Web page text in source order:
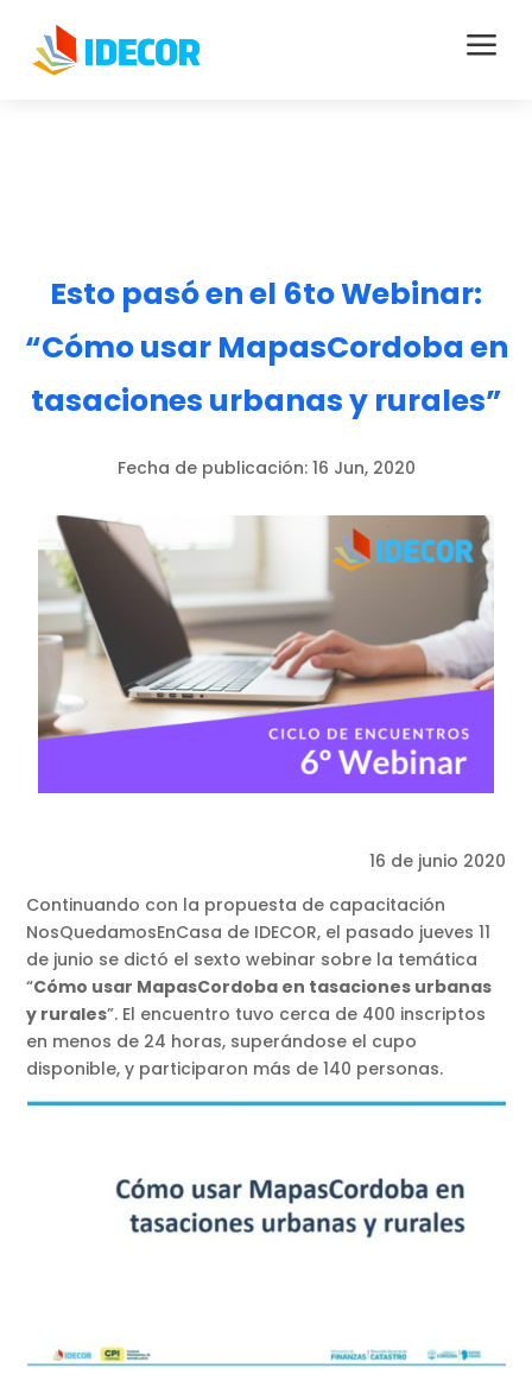
a
Esto pasó en el 6to Webinar:
“Cómo usar MapasCordoba en
tasaciones urbanas y rurales”
Fecha de publicación: 16 Jun, 2020
16 de junio 2020
Continuando con la propuesta de capacitación
NosQuedamosEnCasa de IDECOR, el pasado jueves 11
de junio se dictó el sexto webinar sobre la temática
“Cómo usar MapasCordoba en tasaciones urbanas
y rurales”. El encuentro tuvo cerca de 400 inscriptos
en menos de 24 horas, superándose el cupo
disponible, y participaron más de 140 personas.